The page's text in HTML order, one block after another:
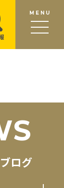
MENU
S
ログ